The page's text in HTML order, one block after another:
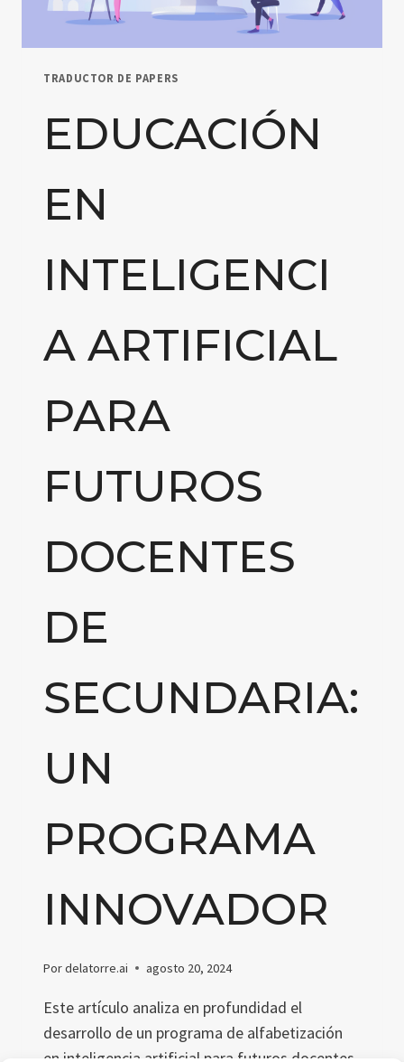
TRADUCTOR DE PAPERS
EDUCACIÓN
EN
INTELIGENCI
A ARTIFICIAL
PARA
FUTUROS
DOCENTES
DE
SECUNDARIA:
UN
PROGRAMA
INNOVADOR
Pordelatorre.ai agosto 20, 2024
Este artículo analiza en profundidad el
desarrollo de un programa de alfabetización
en inteligencia artificial para futuros docentes